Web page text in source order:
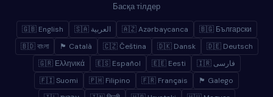
Басқа тілдер
🇬🇧 English 🇸🇦 العربية 🇦🇿 Azərbaycanca
🇧🇬 Български
🇧🇩 বাংলা
🏴 Català 🇨🇿 Čeština 🇩🇰 Dansk
🇩🇪 Deutsch
🇬🇷 Ελληνικά
🇪🇸 Español 🇪🇪 Eesti
🇮🇷 فارسی
🇫🇮 Suomi
🇵🇭 Filipino 🇫🇷 Français
🏴 Galego